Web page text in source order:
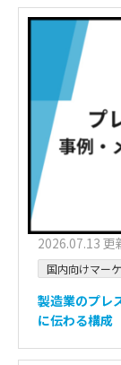
2026.07.13
国内向けマー
製造業のプレ
に伝わる構成